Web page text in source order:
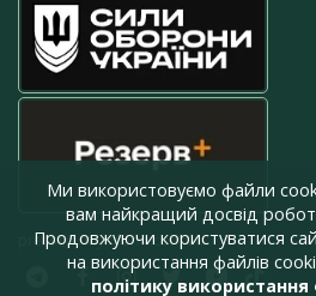
press@armyinform.com.ua
Ми використовуємо файли
вам найкращий досвід
Продовжуючи користуватися
на використання файлів
політику